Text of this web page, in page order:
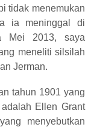
tidak menemukan
ia meninggal di
Mei 2013, saya
meneliti silsilah
Jerman.
tahun 1901 yang
Ellen Grant
menyebutkan